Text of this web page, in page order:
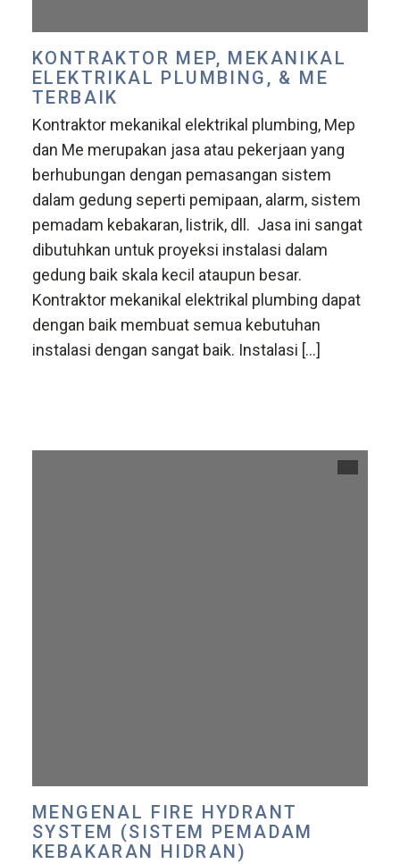
KONTRAKTOR MEP, MEKANIKAL
ELEKTRIKAL PLUMBING, & ME
TERBAIK
Kontraktor mekanikal elektrikal plumbing, Mep
dan Me merupakan jasa atau pekerjaan yang
berhubungan dengan pemasangan sistem
dalam gedung seperti pemipaan, alarm, sistem
pemadam kebakaran, listrik, dll. Jasa ini sangat
dibutuhkan untuk proyeksi instalasi dalam
gedung baik skala kecil ataupun besar.
Kontraktor mekanikal elektrikal plumbing dapat
dengan baik membuat semua kebutuhan
instalasi dengan sangat baik. Instalasi […]
MENGENAL FIRE HYDRANT
SYSTEM (SISTEM PEMADAM
KEBAKARAN HIDRAN)